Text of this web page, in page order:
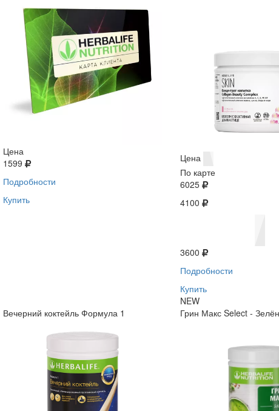
Цена
1599
Подробности
Купить
Цена
По карте
6025
4100
3600
Подробности
Купить
NEW
Вечерний коктейль Формула 1 Грин Макс Select -